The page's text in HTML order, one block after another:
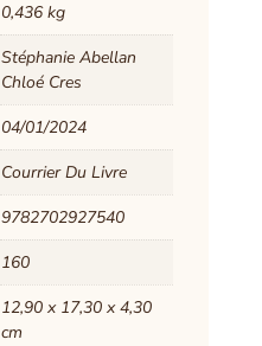
0,436 kg
Stéphanie Abellan
Chloé Cres
04/01/2024
Courrier Du Livre
9782702927540
160
12,90 x 17,30 x 4,30
cm